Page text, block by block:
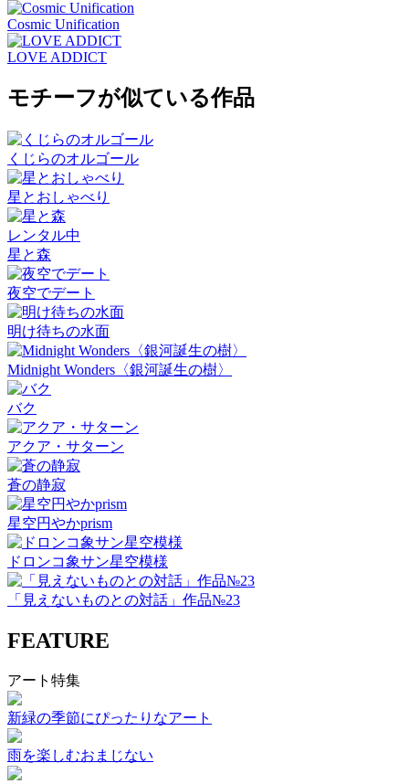
Cosmic Unification
LOVE ADDICT
モチーフが似ている作品
くじらのオルゴール
星とおしゃべり
レンタル中
星と森
夜空でデート
明け待ちの水面
Midnight Wonders〈銀河誕生の樹〉
バク
アクア・サターン
蒼の静寂
星空円やかprism
ドロンコ象サン星空模様
「見えないものとの対話」作品№23
FEATURE
アート特集
新緑の季節にぴったりなアート
雨を楽しむおまじない